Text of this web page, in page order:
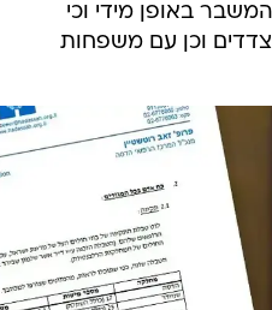
באופן מידי וכי
וכן עם משפחות